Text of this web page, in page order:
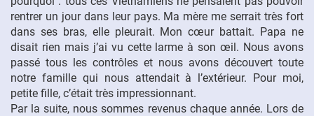
rentrer un jour dans leur pays. Ma mère me serrait très fort
dans ses bras, elle pleurait. Mon cœur battait. Papa ne
disait rien mais j’ai vu cette larme à son œil. Nous avons
passé tous les contrôles et nous avons découvert toute
notre famille qui nous attendait à l’extérieur. Pour moi,
petite fille, c’était très impressionnant.
Par la suite, nous sommes revenus chaque année. Lors de